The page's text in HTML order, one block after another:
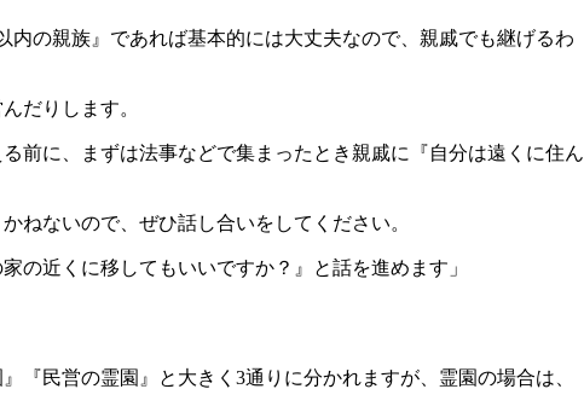
の親族』であれば基本的には大丈夫なので、親戚でも継げるわ
だりします。
前に、まずは法事などで集まったとき親戚に『自分は遠くに住ん
ねないので、ぜひ話し合いをしてください。
の近くに移してもいいですか？』と話を進めます」
『民営の霊園』と大きく3通りに分かれますが、霊園の場合は、